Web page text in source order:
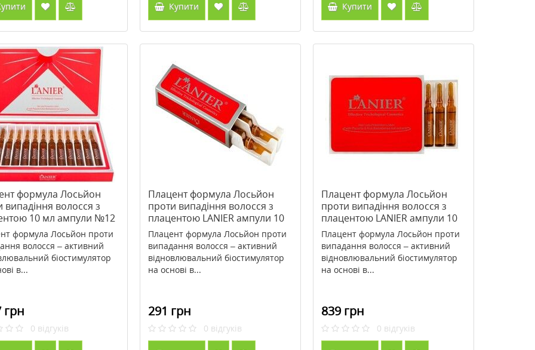
Купити Купити
формула Лосьйон
випадіння волосся з
10 мл ампули №12
формула Лосьйон проти
волосся – активний
біостимулятор
в...
грн
0 відгуків
Плацент формула Лосьйон
проти випадіння волосся з
плацентою LANIER ампули 10
мл №2
Плацент формула Лосьйон проти
випадання волосся – активний
відновлювальний біостимулятор
на основі в...
291 грн
0 відгуків
Плацент формула Лосьйон
проти випадіння волосся з
плацентою LANIER ампули 10
мл №6
Плацент формула Лосьйон проти
випадання волосся – активний
відновлювальний біостимулятор
на основі в...
839 грн
0 відгуків